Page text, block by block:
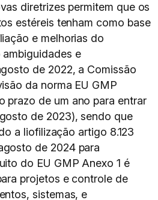
diretrizes permitem que os
estéreis tenham como base
e melhorias do
e
de 2022, a Comissão
da norma EU GMP
prazo de um ano para entrar
de 2023), sendo que
a liofilização artigo 8.123
de 2024 para
do EU GMP Anexo 1 é
projetos e controle de
sistemas, e